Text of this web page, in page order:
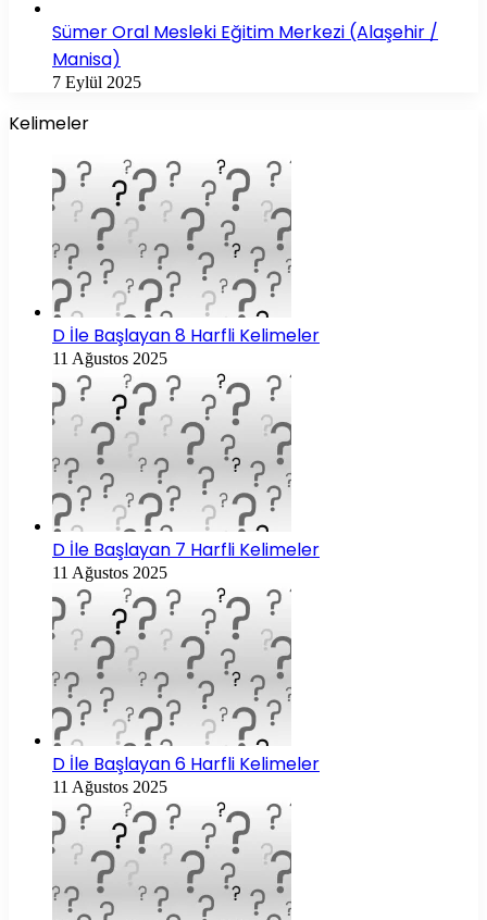
Sümer Oral Mesleki Eğitim Merkezi (Alaşehir /
Manisa)
7 Eylül 2025
Kelimeler
D İle Başlayan 8 Harfli Kelimeler
11 Ağustos 2025
D İle Başlayan 7 Harfli Kelimeler
11 Ağustos 2025
D İle Başlayan 6 Harfli Kelimeler
11 Ağustos 2025